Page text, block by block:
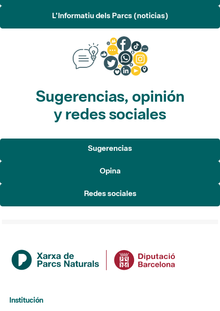
L'Informatiu dels Parcs (noticias)
Sugerencias, opinión
y redes sociales
Sugerencias
Opina
Redes sociales
Institución